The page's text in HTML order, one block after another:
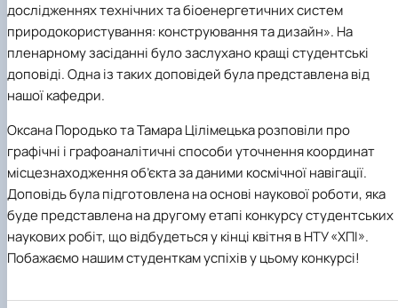
дослідженнях технічних та біоенергетичних систем
природокористування: конструювання та дизайн». На
пленарному засіданні було заслухано кращі студентські
доповіді. Одна із таких доповідей була представлена від
нашої кафедри.
Оксана Породько та Тамара Цілімецька розповіли про
графічні і графоаналітичні способи уточнення координат
місцезнаходження об’єкта за даними космічної навігації.
Доповідь була підготовлена на основі наукової роботи, яка
буде представлена на другому етапі конкурсу студентських
наукових робіт, що відбудеться у кінці квітня в НТУ «ХПІ».
Побажаємо нашим студенткам успіхів у цьому конкурсі!